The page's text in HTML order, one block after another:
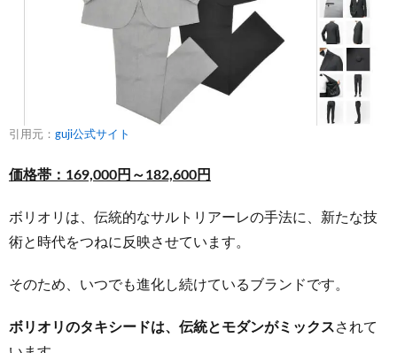
引用元： guji公式サイト
価格帯：169,000円～182,600円
ボリオリは、伝統的なサルトリアーレの手法に、新たな技
術と時代をつねに反映させています。
そのため、いつでも進化し続けているブランドです。
ボリオリのタキシードは、伝統とモダンがミックスされて